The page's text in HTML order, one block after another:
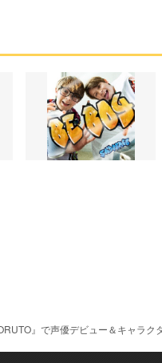
』で声優デビュー＆キャラク